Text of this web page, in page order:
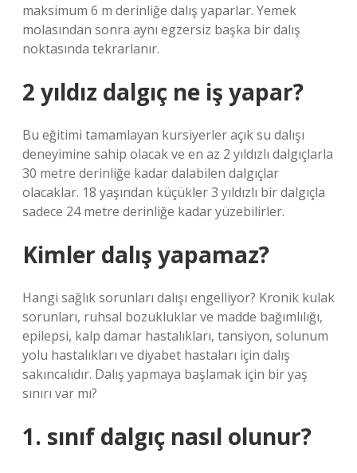
maksimum 6 m derinliğe dalış yaparlar. Yemek
molasından sonra aynı egzersiz başka bir dalış
noktasında tekrarlanır.
2 yıldız dalgıç ne iş yapar?
Bu eğitimi tamamlayan kursiyerler açık su dalışı
deneyimine sahip olacak ve en az 2 yıldızlı dalgıçlarla
30 metre derinliğe kadar dalabilen dalgıçlar
olacaklar. 18 yaşından küçükler 3 yıldızlı bir dalgıçla
sadece 24 metre derinliğe kadar yüzebilirler.
Kimler dalış yapamaz?
Hangi sağlık sorunları dalışı engelliyor? Kronik kulak
sorunları, ruhsal bozukluklar ve madde bağımlılığı,
epilepsi, kalp damar hastalıkları, tansiyon, solunum
yolu hastalıkları ve diyabet hastaları için dalış
sakıncalıdır. Dalış yapmaya başlamak için bir yaş
sınırı var mı?
1. sınıf dalgıç nasıl olunur?